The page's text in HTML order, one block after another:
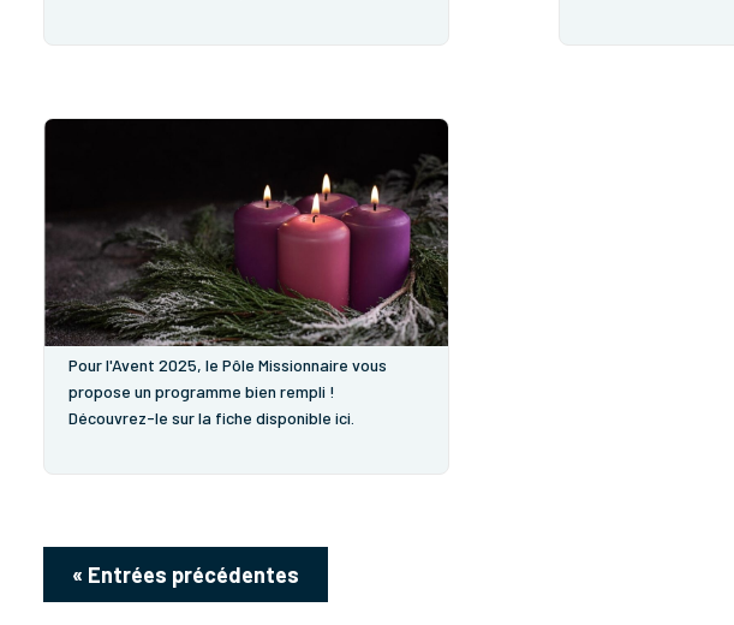
Avent 2025
Pour l'Avent 2025, le Pôle Missionnaire vous
propose un programme bien rempli !
Découvrez-le sur la fiche disponible ici.
« Entrées précédentes